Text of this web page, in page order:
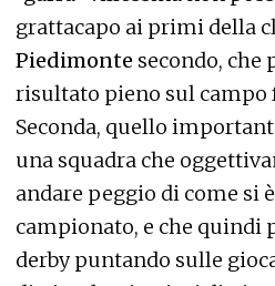
grattacapo ai primi della
Piedimonte secondo, che
risultato pieno sul campo
Seconda, quello
una squadra che
andare peggio di come si
campionato, e che quindi
derby puntando sulle